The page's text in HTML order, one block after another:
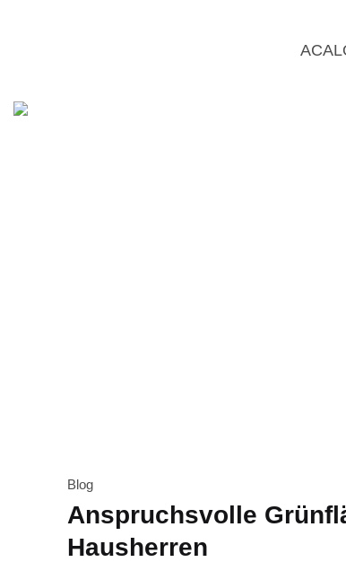
Blog
Anspruchsvolle
Hausherren